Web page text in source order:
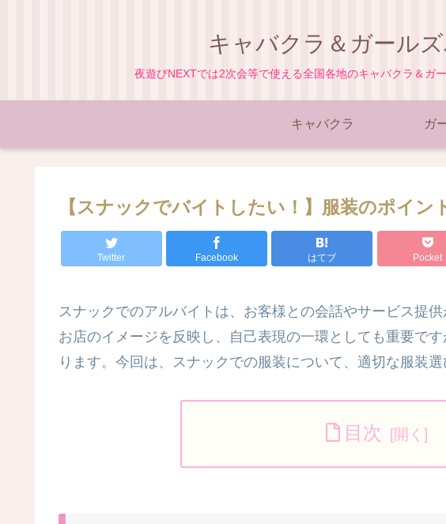
キャバクラ＆ガール
夜遊びNEXTでは2次会等で使える全国各地のキャバクラ＆ガ
キャバクラ ガ
【スナックでバイトしたい！】服装のポイン
Twitter Facebook はてブ Pocket
スナックでのアルバイトは、お客様との会話やサービス提
お店のイメージを反映し、自己表現の一環としても重要で
ります。今回は、スナックでの服装について、適切な服装選
目次